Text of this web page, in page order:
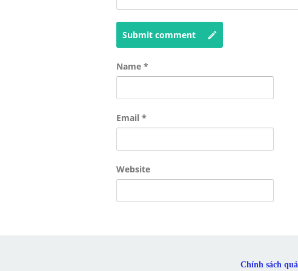
Submit comment
Name *
Email *
Website
Chính sách